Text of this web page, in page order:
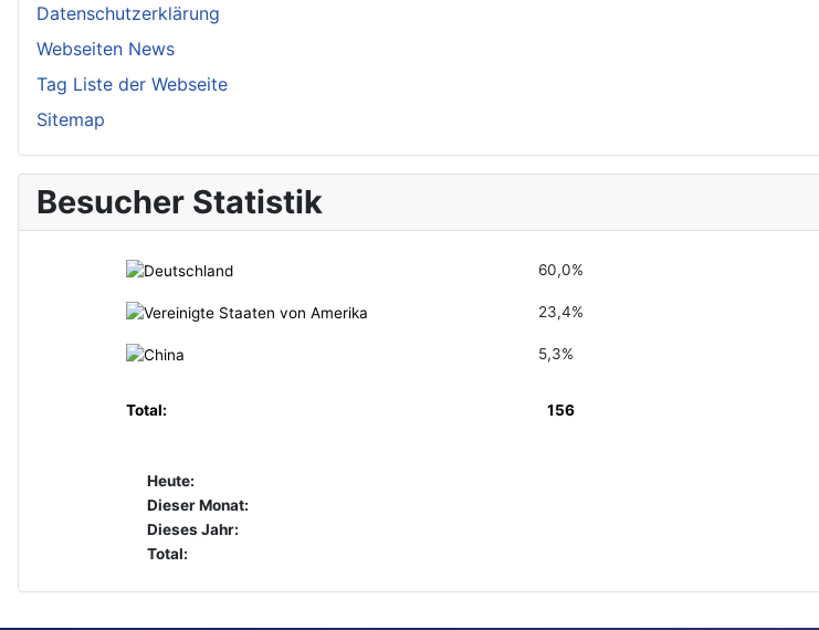
Datenschutzerklärung
Webseiten News
Tag Liste der Webseite
Sitemap
Besucher Statistik
60,0%
23,4%
5,3%
Total: 156
Heute:
Dieser Monat:
Dieses Jahr:
Total: